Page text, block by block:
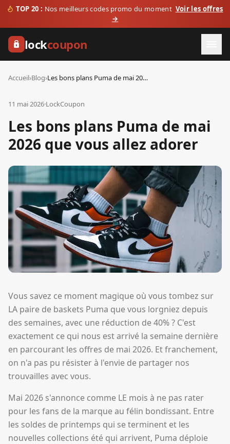
TOP 20 : Nos meilleurs codes promo du moment Voir les offres
→
lockcoupon
Accueil›Blog› Les bons plans Puma de mai 2026 que vous allez adorer
11 mai 2026·LockCoupon
Les bons plans Puma de mai
2026 que vous allez adorer
Vous savez ce moment magique où vous tombez sur
LA paire de baskets Puma que vous lorgniez depuis
des semaines, avec une réduction de 40% ? C'est
exactement ce qui nous est arrivé la semaine dernière
en parcourant les offres de mai 2026. Et franchement,
on n'a pas pu résister à l'envie de partager nos
trouvailles avec vous.
Mai 2026 s'annonce comme LE mois à ne pas rater
pour les fans de la marque au félin bondissant. Entre
les soldes de printemps qui se terminent et les
nouvelles collections été qui arrivent, Puma déploie